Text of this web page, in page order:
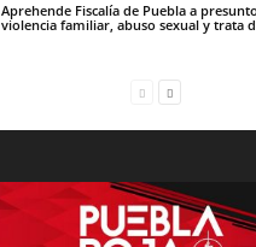
Aprehende Fiscalía de Puebla a
violencia familiar, abuso sexual y trata